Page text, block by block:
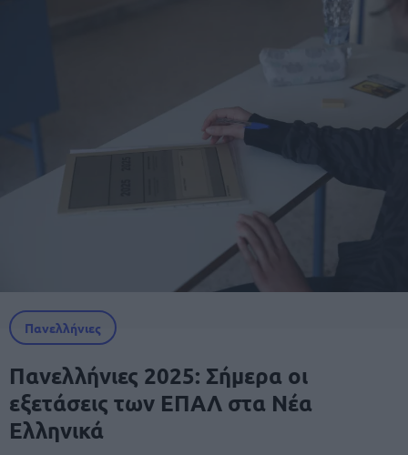
Πανελλήνιες
Πανελλήνιες 2025: Σήμερα οι
εξετάσεις των ΕΠΑΛ στα Νέα
Ελληνικά